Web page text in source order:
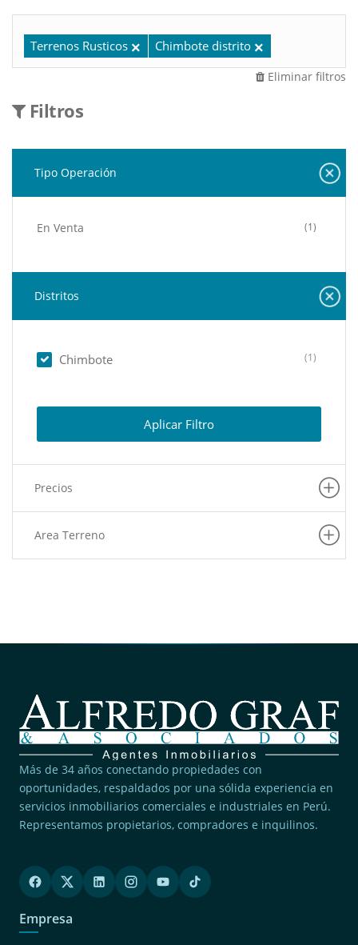
Terrenos Rusticos Chimbote distrito
Eliminar filtros
Filtros
Tipo Operación
En Venta (1)
Distritos
Chimbote (1)
Aplicar Filtro
Precios
Area Terreno
Más de 34 años conectando propiedades con
oportunidades, respaldados por una sólida experiencia en
servicios inmobiliarios comerciales e industriales en Perú.
Representamos propietarios, compradores e inquilinos.
Empresa